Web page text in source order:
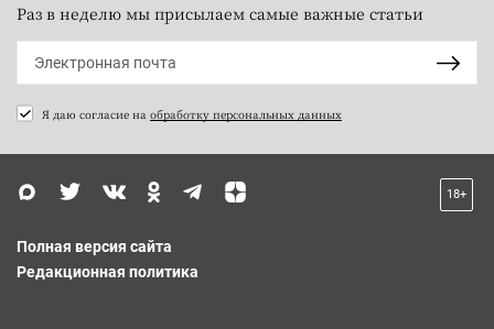
Раз в неделю мы присылаем самые важные статьи
Я даю согласие на обработку персональных данных
18+
Полная версия сайта
Редакционная политика